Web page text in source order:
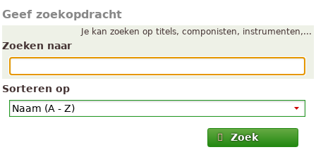
Geef zoekopdracht
Je kan zoeken op titels, componisten, instrumenten,...
Zoeken naar
Sorteren op
Zoek